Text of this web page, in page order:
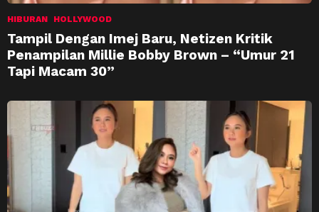
HIBURAN HOLLYWOOD
Tampil Dengan Imej Baru, Netizen Kritik
Penampilan Millie Bobby Brown – “Umur 21
Tapi Macam 30”